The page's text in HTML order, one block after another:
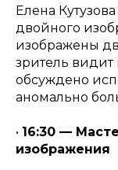
Елена
двойного
изображены
зритель
обсуждено
аномально
• 16:30 —
изображения